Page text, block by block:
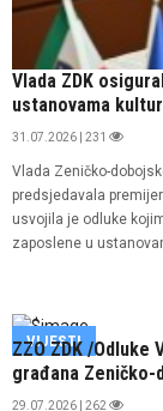
Vlada ZDK
ustanovama
31.07.2026 | 231
Vlada Zeničko-
predsjedavala
usvojila je odluke
zaposlene u
VIJESTI
ZZO ZDK /Odluke
građana
29.07.2026 | 262